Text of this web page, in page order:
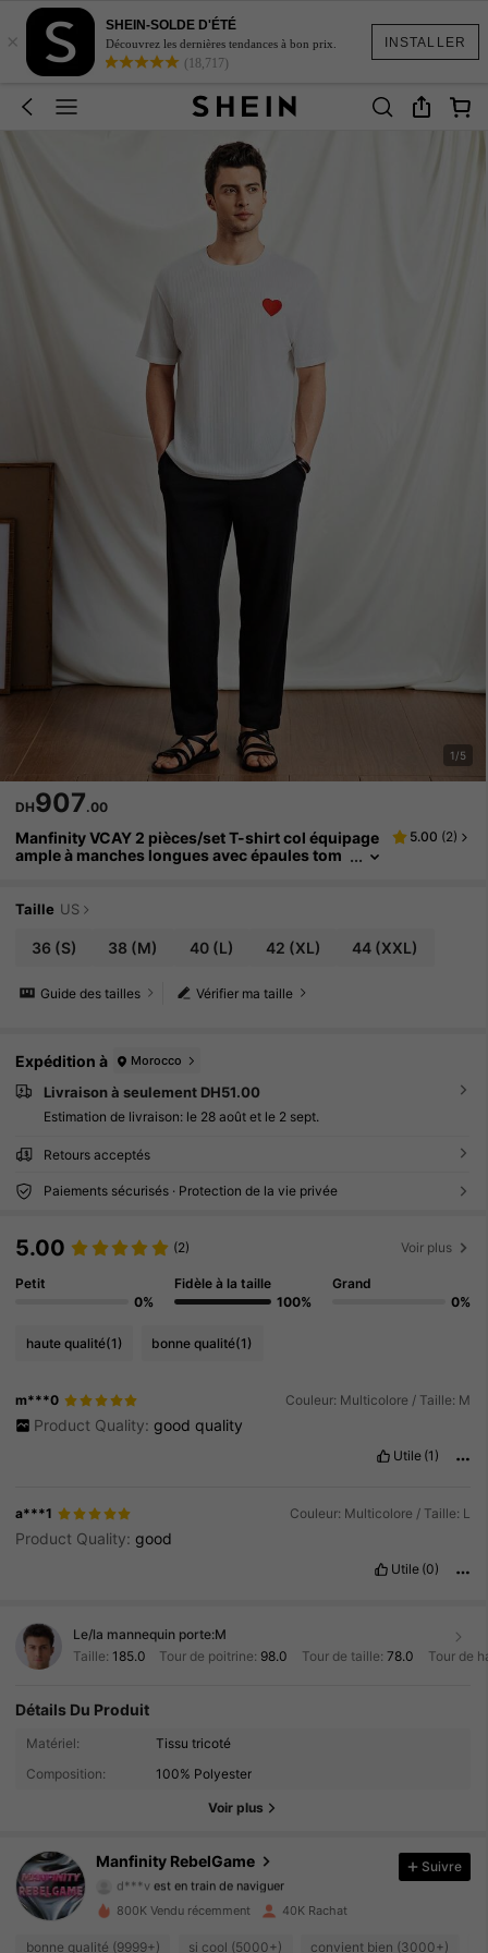
INSTALLER
×
SHEIN-SOLDE D'ÉTÉ
Découvrez les dernières tendances à bon prix.
(18,717)
1/5
DH907.00
Manfinity VCAY 2 pièces/set T-shirt col équipage
ample à manches longues avec épaules tom
5.00 (2)
Taille US
36 (S) 38 (M) 40(L) 42 (XL) 44 (XXL)
Vérifier ma taille
Guide des tailles
Expédition à Morocco
Livraison à seulement DH51.00
Estimation de livraison: le 28 août et le 2 sept.
Retours acceptés
Paiements sécurisés · Protection de la vie privée
5.00 (2) Voir plus
Petit
0%
Fidèle à la taille
100%
Grand
0%
haute qualité(1) bonne qualité(1)
m***0 Couleur: Multicolore / Taille: M
Product Quality: good quality
Utile (1)
a***1 Couleur: Multicolore / Taille: L
Product Quality:good
Utile (0)
Le/la mannequin porte:M
Taille: 185.0 Tour de poitrine: 98.0 Tour de taille: 78.0 Tour de
Détails Du Produit
Matériel:
Tissu tricoté
Composition:
100% Polyester
Voir plus
Manfinity RebelGame
49K Suiveurs
est en train de naviguer
4.82
49K Suiveurs
4.82 49K Suiveurs
Suivre
800K Vendu récemment 40K Rachat
bonne qualité (9999+) si cool (5000+) convient bien (3000+)